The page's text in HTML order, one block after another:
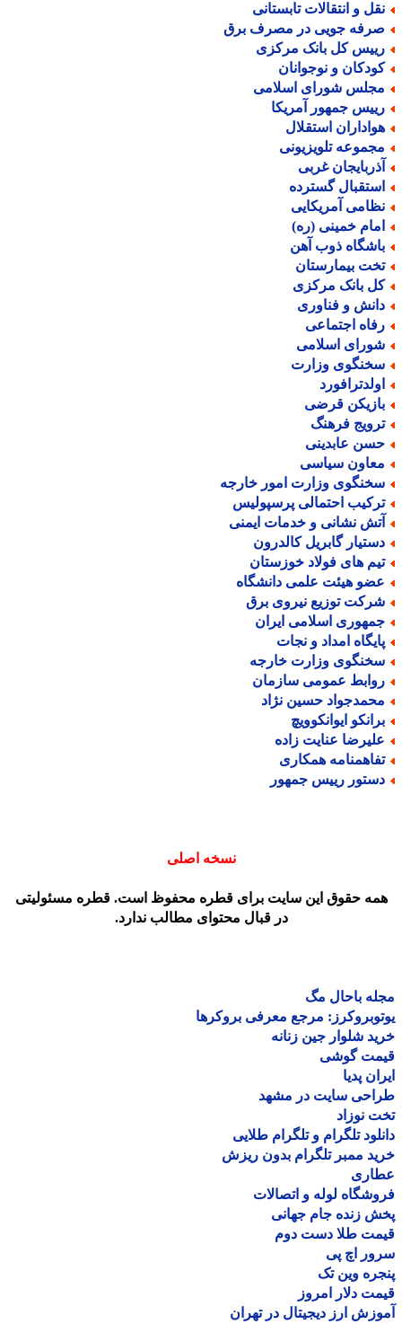
و انتقالات تابستانی
جویی در مصرف برق
کل بانک مرکزی
و نوجوانان
شورای اسلامی
جمهور آمریکا
استقلال
تلویزیونی
غربی
گسترده
آمریکایی
خمینی (ره)
ذوب آهن
بیمارستان
بانک مرکزی
و فناوری
اجتماعی
اسلامی
وزارت
قرضی
فرهنگ
عابدینی
سیاسی
وزارت امور خارجه
احتمالی پرسپولیس
نشانی و خدمات ایمنی
گابریل کالدرون
های فولاد خوزستان
هیئت علمی دانشگاه
توزیع نیروی برق
اسلامی ایران
امداد و نجات
وزارت خارجه
عمومی سازمان
حسین نژاد
ایوانکوویچ
عنایت زاده
همکاری
رییس جمهور
نسخه اصلی
حقوق این سایت برای قطره محفوظ است. قطره مسئولیتی
در قبال محتوای مطالب ندارد.
باحال مگ
مرجع معرفی بروکرها
شلوار جین زنانه
گوشی
پدیا
سایت در مشهد
نوزاد
تلگرام و تلگرام طلایی
ممبر تلگرام بدون ریزش
لوله و اتصالات
زنده جام جهانی
طلا دست دوم
اچ پی
وین تک
دلار امروز
ارز دیجیتال در تهران